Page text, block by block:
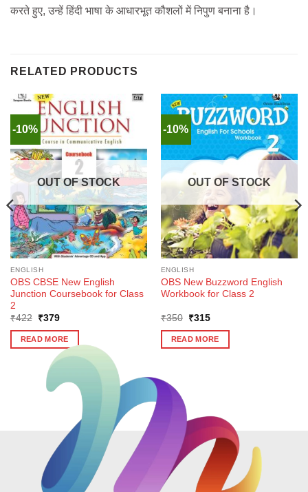
करते हुए, उन्हें हिंदी भाषा के आधारभूत कौशलों में निपुण बनाना है।
RELATED PRODUCTS
-10%
OUT OF STOCK
ENGLISH
OBS CBSE New English
Junction Coursebook for Class
2
₹422
Original
was:
₹422.
₹379Current
is:
₹379.
READ MORE
-10%
OUT OF STOCK
ENGLISH
OBS New Buzzword English
Workbook for Class 2
₹350
Original
was:
₹350.
₹315Current
is:
₹315.
READ MORE